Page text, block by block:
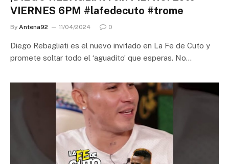
VIERNES 6PM #lafedecuto #trome
By Antena92 11/04/2024 0
Diego Rebagliati es el nuevo invitado en La Fe de Cuto y
promete soltar todo el ‘aguadito’ que esperas. No…